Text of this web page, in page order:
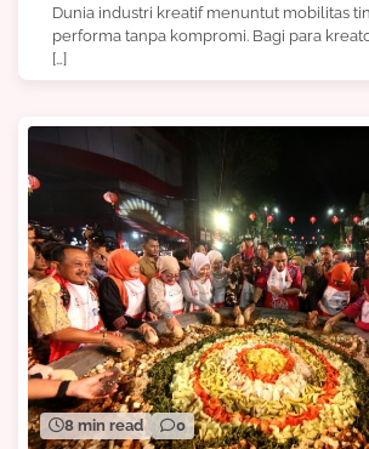
Dunia industri kreatif menuntut mobilitas
performa tanpa kompromi. Bagi para
[…]
8 min read 0